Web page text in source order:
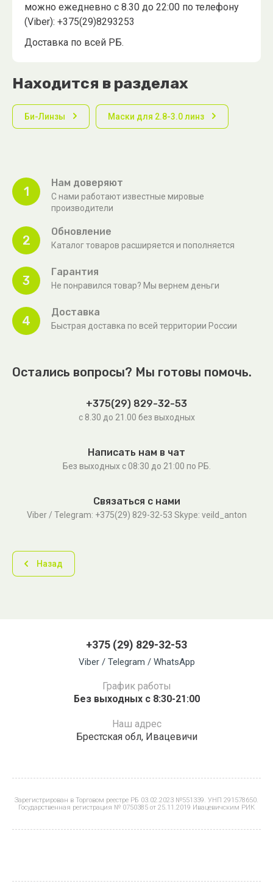
можно ежедневно с 8.30 до 22:00 по телефону
(Viber): +375(29)8293253
Доставка по всей РБ.
Находится в разделах
Би-Линзы Маски для 2.8-3.0 линз
1
Нам доверяют
С нами работают известные мировые
производители
2
Обновление
Каталог товаров расширяется и пополняется
3
Гарантия
Не понравился товар? Мы вернем деньги
4
Доставка
Быстрая доставка по всей территории России
Остались вопросы? Мы готовы помочь.
+375(29) 829-32-53
с 8.30 до 21.00 без выходных
Написать нам в чат
Без выходных c 08:30 до 21:00 по РБ.
Связаться с нами
Viber / Telegram: +375(29) 829-32-53 Skype: veild_anton
Назад
+375 (29) 829-32-53
Viber / Telegram / WhatsApp
График работы
Без выходных с 8:30-21:00
Наш адрес
Брестская обл, Ивацевичи
Зарегистрирован в Торговом реестре РБ 03.02.2023 №551339. УНП 291578650.
Государственная регистрация № 0750385 от 25.11.2019 Ивацевичским РИК